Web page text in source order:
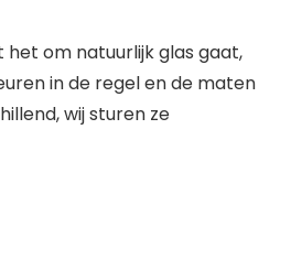
om natuurlijk glas gaat,
in de regel en de maten
wij sturen ze